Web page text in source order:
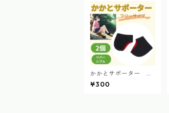
かかとサポーター フ
リーサイズ 黒 保湿
角質ケア 衝撃吸収 靴
¥300